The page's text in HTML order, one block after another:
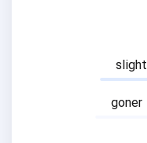
slight
goner